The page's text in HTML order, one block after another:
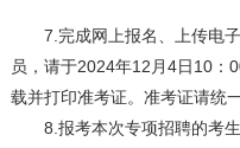
7.完成网上报名、上传电子
员，请于2024年12月4日10：
载并打印准考证。准考证请统
8.报考本次专项招聘的考生